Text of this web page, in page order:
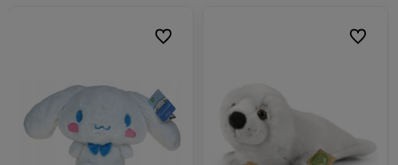
Do ulubionych
Do ulubionych Do
Do